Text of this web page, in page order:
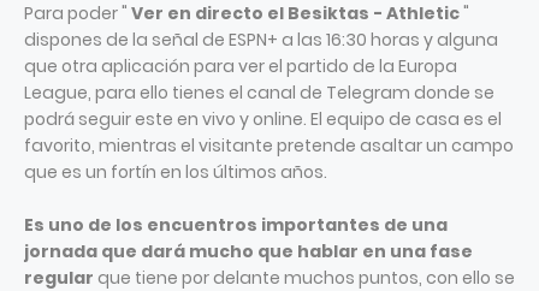
Para poder " Ver en directo el Besiktas - Athletic"
dispones de la señal de ESPN+ a las 16:30 horas y alguna
que otra aplicación para ver el partido de la Europa
League, para ello tienes el canal de Telegram donde se
podrá seguir este en vivo y online. El equipo de casa es el
favorito, mientras el visitante pretende asaltar un campo
que es un fortín en los últimos años.
Es uno de los encuentros importantes de una
jornada que dará mucho que hablar en una fase
regular que tiene por delante muchos puntos, con ello se